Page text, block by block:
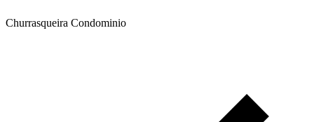
Churrasqueira Condominio